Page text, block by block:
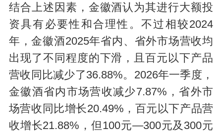
结合上述因素，金徽酒认为其进行大额投
资具有必要性和合理性。不过相较2024
年，金徽酒2025年省内、省外市场营收均
出现了不同程度的下滑，且百元以下产品
营收同比减少了36.88%。2026年一季度，
金徽酒省内市场营收减少7.87%，省外市
场营收同比增长20.49%，百元以下产品营
收增长21.88%，但100元—300元及300元